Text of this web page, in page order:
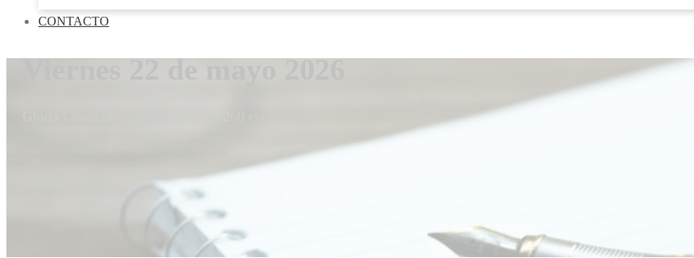
CONTACTO
Viernes 22 de mayo 2026